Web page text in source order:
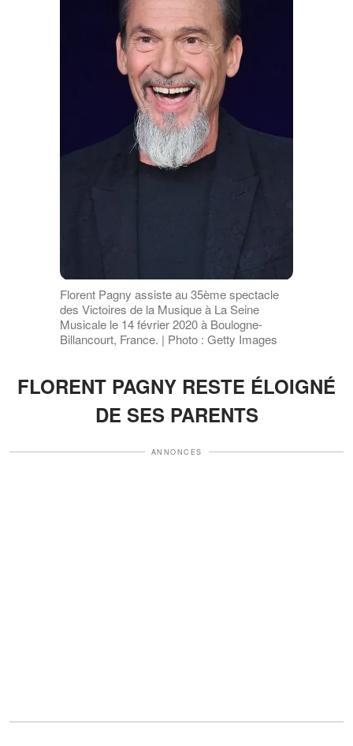
Florent Pagny assiste au 35ème spectacle
des Victoires de la Musique à La Seine
Musicale le 14 février 2020 à Boulogne-
Billancourt, France. | Photo : Getty Images
FLORENT PAGNY RESTE ÉLOIGNÉ
DE SES PARENTS
ANNONCES